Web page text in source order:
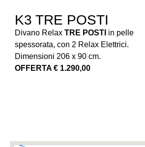
K3 TRE POSTI
Divano Relax TRE POSTI in pelle
spessorata, con 2 Relax Elettrici.
Dimensioni 206 x 90 cm.
OFFERTA € 1.290,00